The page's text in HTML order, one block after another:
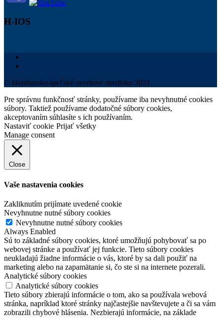
H-IOS
© Hontiansko-ipeľské osvetové stredisko 2021
Pre správnu funkčnosť stránky, používame iba nevyhnutné cookies
súbory. Taktiež používame dodatočné súbory cookies,
akceptovaním súhlasíte s ich používaním.
Nastaviť cookie Prijať všetky
Manage consent
Close
Vaše nastavenia cookies
Zakliknutím prijímate uvedené cookie
Nevyhnutne nutné súbory cookies
Nevyhnutne nutné súbory cookies
Always Enabled
Sú to základné súbory cookies, ktoré umožňujú pohybovať sa po
webovej stránke a používať jej funkcie. Tieto súbory cookies
neukladajú žiadne informácie o vás, ktoré by sa dali použiť na
marketing alebo na zapamätanie si, čo ste si na internete pozerali.
Analytické súbory cookies
Analytické súbory cookies
Tieto súbory zbierajú informácie o tom, ako sa používala webová
stránka, napríklad ktoré stránky najčastejšie navštevujete a či sa vám
zobrazili chybové hlásenia. Nezbierajú informácie, na základe